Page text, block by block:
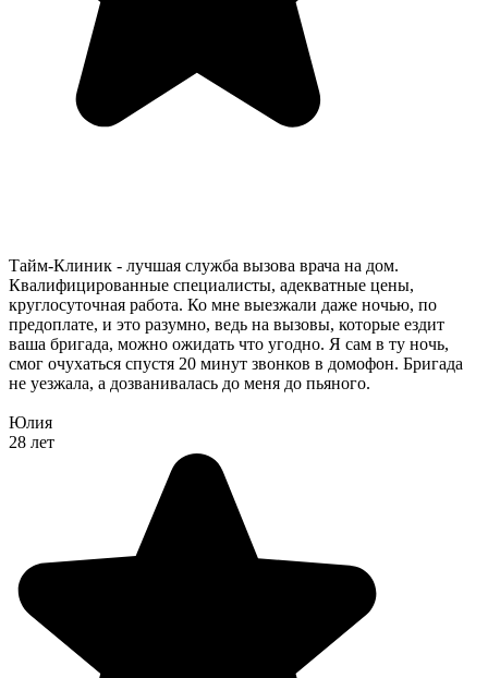
Тайм-Клиник - лучшая служба вызова врача на дом.
Квалифицированные специалисты, адекватные цены,
круглосуточная работа. Ко мне выезжали даже ночью, по
предоплате, и это разумно, ведь на вызовы, которые ездит
ваша бригада, можно ожидать что угодно. Я сам в ту ночь,
смог очухаться спустя 20 минут звонков в домофон. Бригада
не уезжала, а дозванивалась до меня до пьяного.
Юлия
28 лет